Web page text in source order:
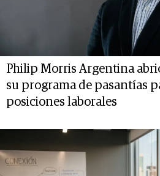
Philip Morris Argentina
su programa de pasantías
posiciones laborales